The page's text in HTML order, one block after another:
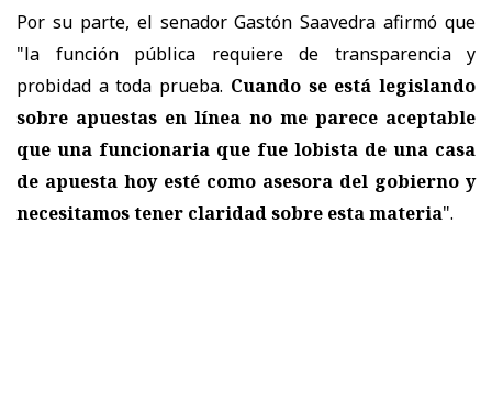
Por su parte, el senador Gastón Saavedra afirmó que
"la función pública requiere de transparencia y
probidad a toda prueba. Cuando se está legislando
sobre apuestas en línea no me parece aceptable
que una funcionaria que fue lobista de una casa
de apuesta hoy esté como asesora del gobierno y
necesitamos tener claridad sobre esta materia".